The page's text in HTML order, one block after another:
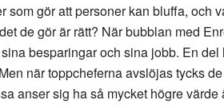
som gör att personer kan bluffa, och
de gör är rätt? När bubblan med
besparingar och sina jobb. En
när toppcheferna avslöjas tycks
anser sig ha så mycket högre